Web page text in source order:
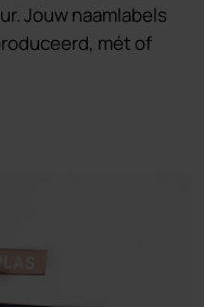
Jouw naamlabels
mét of